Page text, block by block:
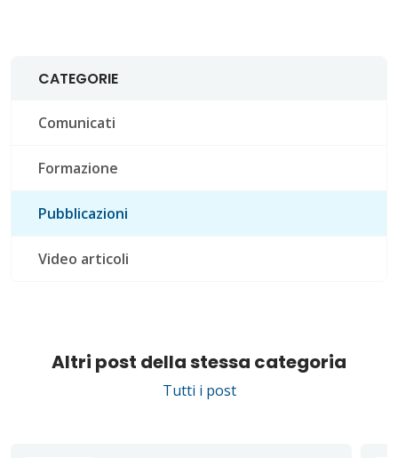
CATEGORIE
Comunicati
Formazione
Pubblicazioni
Video articoli
Altri post della stessa categoria
Tutti i post